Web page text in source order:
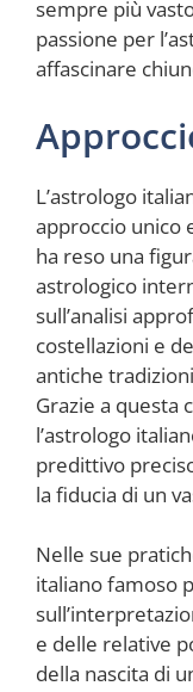
sempre più
passione per
affascinare
L’astrologo
approccio unico
ha reso una
astrologico
sull’analisi
costellazioni e
antiche
Grazie a questa
l’astrologo
predittivo
la fiducia di un
Nelle sue
italiano famoso
e delle relative
della nascita di